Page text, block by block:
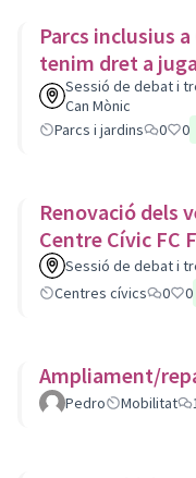
Parcs inclusius
tenim dret a
Sessió de debat i
Can Mònic
Parcs i jardins
0 0
Renovació dels
Centre Cívic FC
Sessió de debat i
Centres cívics
0 0
Ampliament/
Pedro Mobilitat